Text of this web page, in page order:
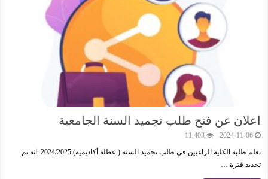
اعلان عن فتح طلب تجميد السنة الجامعية
2024-11-06
11,403
نعلم طلبة الكلية الراغبين في طلب تجميد السنة ( عطلة أكاديمية) 2024/2025 انه تم
تحديد فترة …